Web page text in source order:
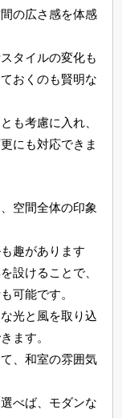
の広さ感を体感
タイルの変化も
おくのも賢明な
も考慮に入れ、
にも対応できま
空間全体の印象
趣があります
設けることで、
可能です。
光と風を取り込
ます。
、和室の雰囲気
べば、モダンな